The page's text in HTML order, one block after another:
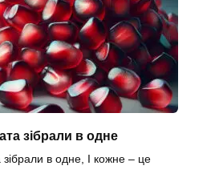
зібрали в одне
в одне, І кожне – це